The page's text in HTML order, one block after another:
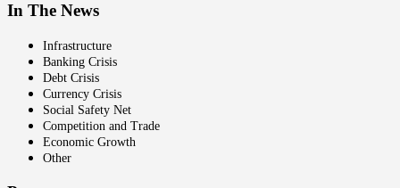
In The News
Infrastructure
Banking Crisis
Debt Crisis
Currency Crisis
Social Safety Net
Competition and Trade
Economic Growth
Other